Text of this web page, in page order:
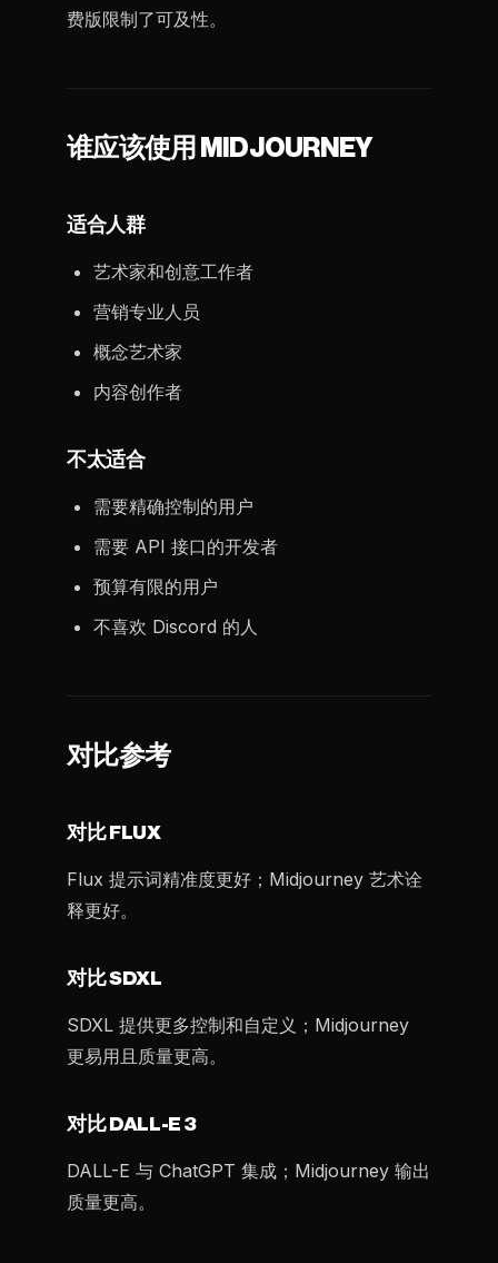
费版限制了可及性。
谁应该使用 MIDJOURNEY
适合人群
艺术家和创意工作者
营销专业人员
概念艺术家
内容创作者
不太适合
需要精确控制的用户
需要 API 接口的开发者
预算有限的用户
不喜欢 Discord 的人
对比参考
对比 FLUX
Flux 提示词精准度更好；Midjourney 艺术诠
释更好。
对比 SDXL
SDXL 提供更多控制和自定义；Midjourney
更易用且质量更高。
对比 DALL-E 3
DALL-E 与 ChatGPT 集成；Midjourney 输出
质量更高。